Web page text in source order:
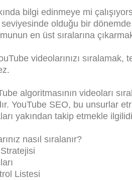
bilgi edinmeye mi
olduğu bir dönemde,
en üst sıralarına
videolarınızı sıralamak,
algoritmasının videoları
YouTube SEO, bu unsurlar
yakından takip etmekle
nasıl sıralanır?
Listesi